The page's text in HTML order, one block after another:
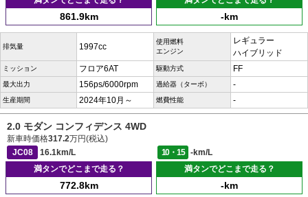
861.9km -km
排気量 1997cc
使用燃料
エンジン
レギュラー
ハイブリッド
ミッション フロア6AT 駆動方式 FF
最大出力 156ps/6000rpm 過給器（ターボ） -
生産期間 2024年10月～ 燃費性能 -
2.0 モダン コンフィデンス 4WD
新車時価格317.2万円(税込)
JC08
16.1km/L 10・15
-km/L
満タンでどこまで走る？
772.8km
満タンでどこまで走る？
-km